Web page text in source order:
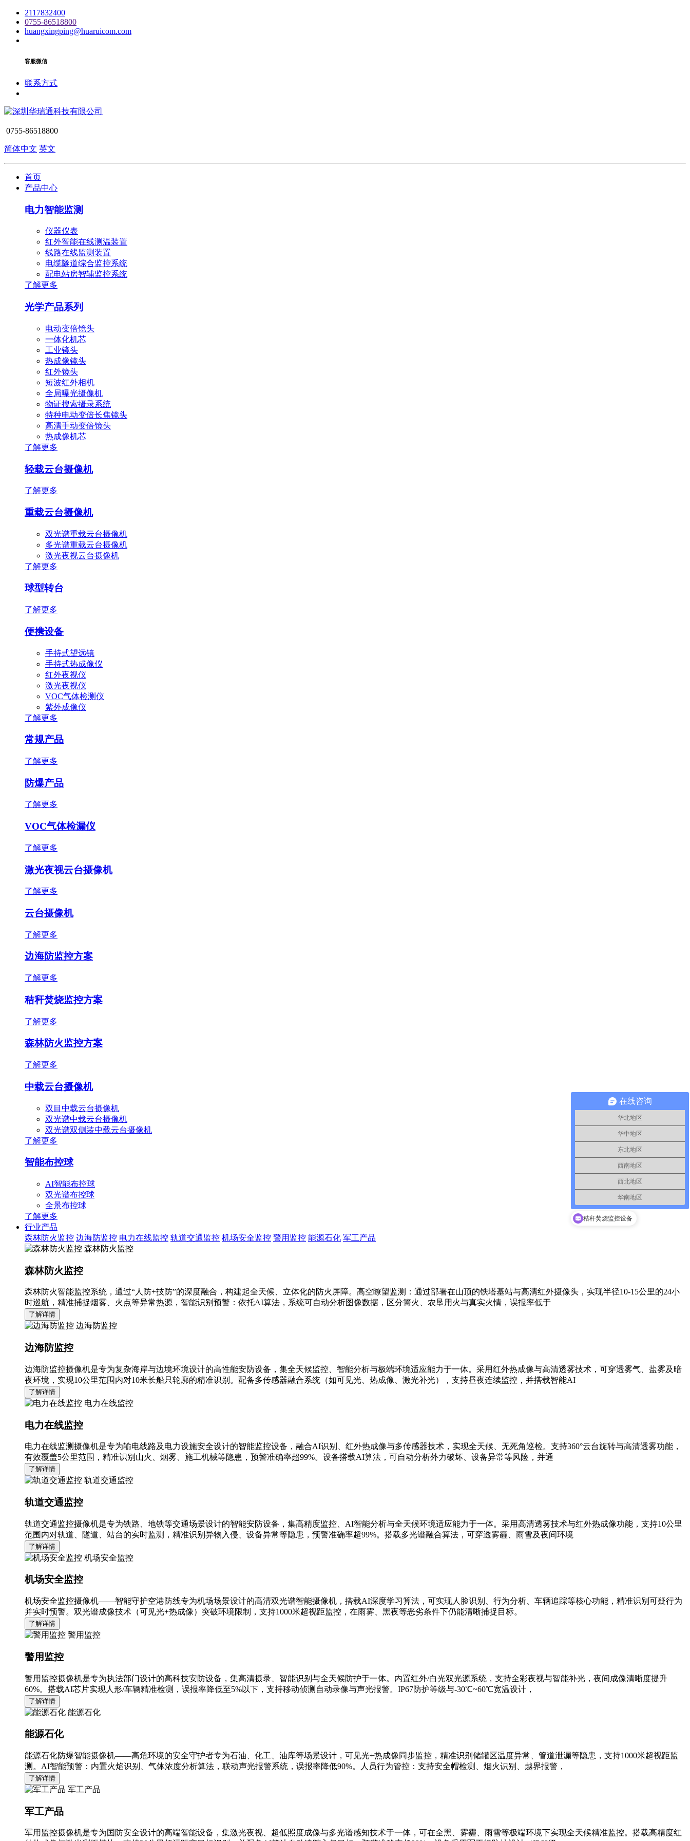
2117832400
0755-86518800
huangxingping@huaruicom.com
客服微信
联系方式
0755-86518800
简体中文 英文
首页
产品中心
电力智能监测
仪器仪表
红外智能在线测温装置
线路在线监测装置
电缆隧道综合监控系统
配电站房智辅监控系统
了解更多
光学产品系列
电动变倍镜头
一体化机芯
工业镜头
热成像镜头
红外镜头
短波红外相机
全局曝光摄像机
物证搜索摄录系统
特种电动变倍长焦镜头
高清手动变倍镜头
热成像机芯
了解更多
轻载云台摄像机
了解更多
重载云台摄像机
双光谱重载云台摄像机
多光谱重载云台摄像机
激光夜视云台摄像机
了解更多
球型转台
了解更多
便携设备
手持式望远镜
手持式热成像仪
红外夜视仪
激光夜视仪
VOC气体检测仪
紫外成像仪
了解更多
常规产品
了解更多
防爆产品
了解更多
VOC气体检漏仪
了解更多
激光夜视云台摄像机
了解更多
云台摄像机
了解更多
边海防监控方案
了解更多
秸秆焚烧监控方案
了解更多
森林防火监控方案
了解更多
中载云台摄像机
双目中载云台摄像机
双光谱中载云台摄像机
双光谱双侧装中载云台摄像机
了解更多
智能布控球
AI智能布控球
双光谱布控球
全景布控球
了解更多
行业产品
森林防火监控 边海防监控 电力在线监控 轨道交通监控 机场安全监控 警用监控 能源石化 军工产品
森林防火监控
森林防火监控
森林防火智能监控系统，通过“人防+技防”的深度融合，构建起全天候、立体化的防火屏障。高空瞭望监测：通过部署在山顶的铁塔基站与高清红外摄像头，实现半径10-15公里的24小
时巡航，精准捕捉烟雾、火点等异常热源，智能识别预警：依托AI算法，系统可自动分析图像数据，区分篝火、农垦用火与真实火情，误报率低于
了解详情
边海防监控
边海防监控
边海防监控摄像机是专为复杂海岸与边境环境设计的高性能安防设备，集全天候监控、智能分析与极端环境适应能力于一体。采用红外热成像与高清透雾技术，可穿透雾气、盐雾及暗
夜环境，实现10公里范围内对10米长船只轮廓的精准识别。配备多传感器融合系统（如可见光、热成像、激光补光），支持昼夜连续监控，并搭载智能AI
了解详情
电力在线监控
电力在线监控
电力在线监测摄像机是专为输电线路及电力设施安全设计的智能监控设备，融合AI识别、红外热成像与多传感器技术，实现全天候、无死角巡检。支持360°云台旋转与高清透雾功能，
有效覆盖5公里范围，精准识别山火、烟雾、施工机械等隐患，预警准确率超99%。设备搭载AI算法，可自动分析外力破坏、设备异常等风险，并通
了解详情
轨道交通监控
轨道交通监控
轨道交通监控摄像机是专为铁路、地铁等交通场景设计的智能安防设备，集高精度监控、AI智能分析与全天候环境适应能力于一体。采用高清透雾技术与红外热成像功能，支持10公里
范围内对轨道、隧道、站台的实时监测，精准识别异物入侵、设备异常等隐患，预警准确率超99%。搭载多光谱融合算法，可穿透雾霾、雨雪及夜间环境
了解详情
机场安全监控
机场安全监控
机场安全监控摄像机——智能守护空港防线专为机场场景设计的高清双光谱智能摄像机，搭载AI深度学习算法，可实现人脸识别、行为分析、车辆追踪等核心功能，精准识别可疑行为
并实时预警。双光谱成像技术（可见光+热成像）突破环境限制，支持1000米超视距监控，在雨雾、黑夜等恶劣条件下仍能清晰捕捉目标。
了解详情
警用监控
警用监控
警用监控摄像机是专为执法部门设计的高科技安防设备，集高清摄录、智能识别与全天候防护于一体。内置红外/白光双光源系统，支持全彩夜视与智能补光，夜间成像清晰度提升
60%。搭载AI芯片实现人形/车辆精准检测，误报率降低至5%以下，支持移动侦测自动录像与声光报警。IP67防护等级与-30℃~60℃宽温设计，
了解详情
能源石化
能源石化
能源石化防爆智能摄像机——高危环境的安全守护者专为石油、化工、油库等场景设计，可见光+热成像同步监控，精准识别储罐区温度异常、管道泄漏等隐患，支持1000米超视距监
测。AI智能预警：内置火焰识别、气体浓度分析算法，联动声光报警系统，误报率降低90%。人员行为管控：支持安全帽检测、烟火识别、越界报警，
了解详情
军工产品
军工产品
军用监控摄像机是专为国防安全设计的高端智能设备，集激光夜视、超低照度成像与多光谱感知技术于一体，可在全黑、雾霾、雨雪等极端环境下实现全天候精准监控。搭载高精度红
在线咨询
华北地区
华中地区
东北地区
西南地区
西北地区
华南地区
秸秆焚烧监控设备